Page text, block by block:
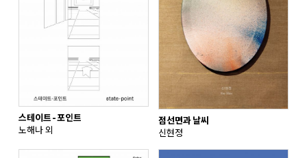
스테이트-포인트
노해나 외
점선면과 날씨
신현정